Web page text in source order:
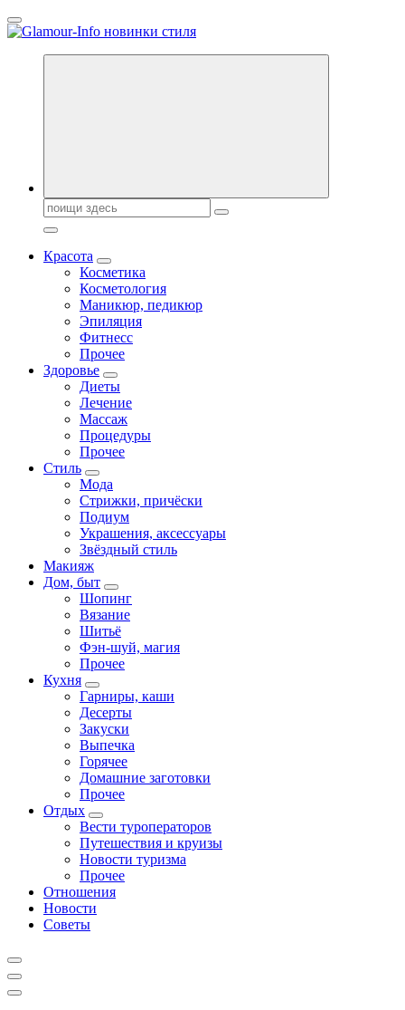
Перейти
к
Секреты молодости, красоты и долголетия. Гламурный журнал
Поиск:
Красота
Косметика
Косметология
Маникюр, педикюр
Эпиляция
Фитнесс
Прочее
Здоровье
Диеты
Лечение
Массаж
Процедуры
Прочее
Стиль
Мода
Стрижки, причёски
Подиум
Украшения, аксессуары
Звёздный стиль
Макияж
Дом, быт
Шопинг
Вязание
Шитьё
Фэн-шуй, магия
Прочее
Кухня
Гарниры, каши
Десерты
Закуски
Выпечка
Горячее
Домашние заготовки
Прочее
Отдых
Вести туроператоров
Путешествия и круизы
Новости туризма
Прочее
Отношения
Новости
Советы